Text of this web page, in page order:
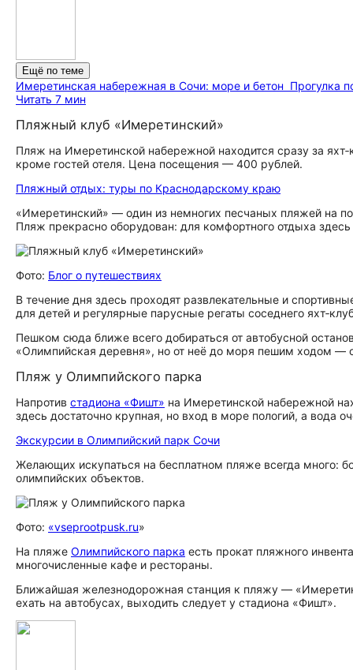
Ещё по теме
Имеретинская набережная в Сочи: море и бетон Прогулка
Читать 7 мин
Пляжный клуб «Имеретинский»
Пляж на Имеретинской набережной находится сразу за
кроме гостей отеля. Цена посещения — 400 рублей.
Пляжный отдых: туры по Краснодарскому краю
«Имеретинский» — один из немногих песчаных пляжей на
Пляж прекрасно оборудован: для комфортного отдыха
Фото: Блог о путешествиях
В течение дня здесь проходят развлекательные и
для детей и регулярные парусные регаты соседнего
Пешком сюда ближе всего добираться от автобусной
«Олимпийская деревня», но от неё до моря пешим ходом —
Пляж у Олимпийского парка
Напротив стадиона «Фишт» на Имеретинской набережной
здесь достаточно крупная, но вход в море пологий, а вода
Экскурсии в Олимпийский парк Сочи
Желающих искупаться на бесплатном пляже всегда много:
олимпийских объектов.
Фото: «vseprootpusk.ru»
На пляже Олимпийского парка есть прокат пляжного
многочисленные кафе и рестораны.
Ближайшая железнодорожная станция к пляжу —
ехать на автобусах, выходить следует у стадиона «Фишт».